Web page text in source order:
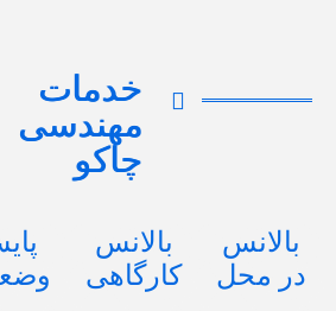
خدمات
مهندسی
چاکو
بالانس
در محل
بالانس
کارگاهی